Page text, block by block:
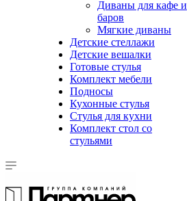
Диваны для кафе и
баров
Мягкие диваны
Детские стеллажи
Детские вешалки
Готовые стулья
Комплект мебели
Подносы
Кухонные стулья
Стулья для кухни
Комплект стол со
стульями